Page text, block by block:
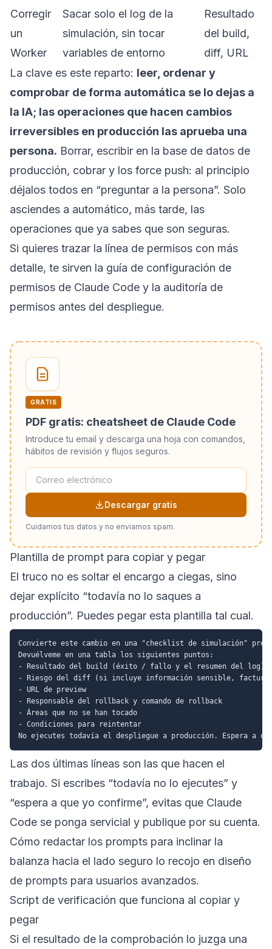
Corregir
un
Worker
Sacar solo el log de la
simulación, sin tocar
variables de entorno
Resultado
del build,
diff, URL
La clave es este reparto: leer, ordenar y
comprobar de forma automática se lo dejas a
la IA; las operaciones que hacen cambios
irreversibles en producción las aprueba una
persona. Borrar, escribir en la base de datos de
producción, cobrar y los force push: al principio
déjalos todos en “preguntar a la persona”. Solo
asciendes a automático, más tarde, las
operaciones que ya sabes que son seguras.
Si quieres trazar la línea de permisos con más
detalle, te sirven la guía de configuración de
permisos de Claude Code y la auditoría de
permisos antes del despliegue.
GRATIS
PDF gratis: cheatsheet de Claude Code
Introduce tu email y descarga una hoja con comandos,
hábitos de revisión y flujos seguros.
Descargar gratis
Cuidamos tus datos y no enviamos spam.
Plantilla de prompt para copiar y pegar
El truco no es soltar el encargo a ciegas, sino
dejar explícito “todavía no lo saques a
producción”. Puedes pegar esta plantilla tal cual.
Convierte este cambio en una "checklist de simulación"
Devuélveme en una tabla los siguientes puntos:
- Resultado del build (éxito / fallo y el resumen del log)
- Riesgo del diff (si incluye información sensible,
- URL de preview
- Responsable del rollback y comando de rollback
- Áreas que no se han tocado
- Condiciones para reintentar
Las dos últimas líneas son las que hacen el
trabajo. Si escribes “todavía no lo ejecutes” y
“espera a que yo confirme”, evitas que Claude
Code se ponga servicial y publique por su cuenta.
Cómo redactar los prompts para inclinar la
balanza hacia el lado seguro lo recojo en diseño
de prompts para usuarios avanzados.
Script de verificación que funciona al copiar y
pegar
Si el resultado de la comprobación lo juzga una